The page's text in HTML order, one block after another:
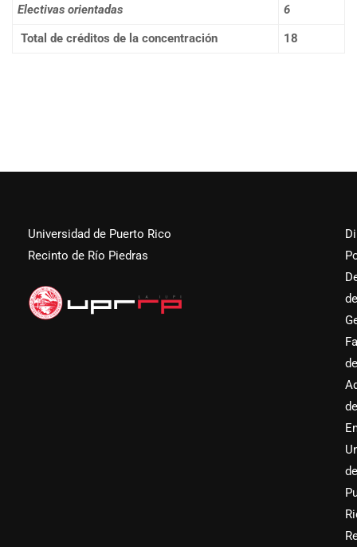
Electivas orientadas
6
Total de créditos de la concentración
18
Universidad de Puerto Rico
Recinto de Río Piedras
de
de
de
de